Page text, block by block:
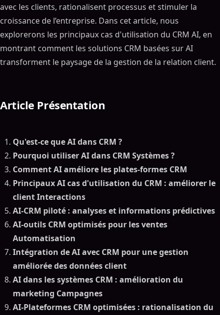
avec les clients, rationalisent processus et stimuler la
croissance de l’entreprise. Dans cet article, nous
explorerons les principaux cas d'utilisation du CRM AI, en
montrant comment les solutions CRM basées sur AI
transforment le paysage de la gestion de la relation client.
Article Présentation
Qu'est-ce que AI dans CRM ?
Pourquoi utiliser AI dans CRM Systèmes ?
Comment AI améliore les plates-formes CRM
Principaux AI cas d'utilisation du CRM : améliorer le
client Interactions
AI-CRM piloté : analyses et informations prédictives
AI-outils CRM optimisés pour les ventes
Automatisation
Intégration de AI avec CRM pour une gestion
améliorée des données client
AI dans les systèmes CRM : amélioration du
marketing Campagnes
AI-Plateformes CRM optimisées : rationalisation du